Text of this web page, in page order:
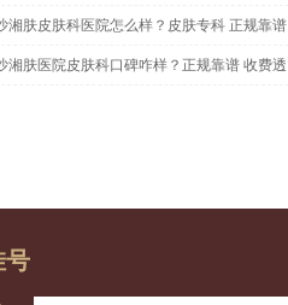
湘肤皮肤科医院怎么样？皮肤专科 正规靠谱
湘肤医院皮肤科口碑咋样？正规靠谱 收费透
号